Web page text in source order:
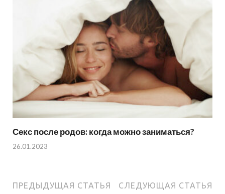
Секс после родов: когда можно заниматься?
26.01.2023
ПРЕДЫДУЩАЯ СТАТЬЯ СЛЕДУЮЩАЯ СТАТЬЯ